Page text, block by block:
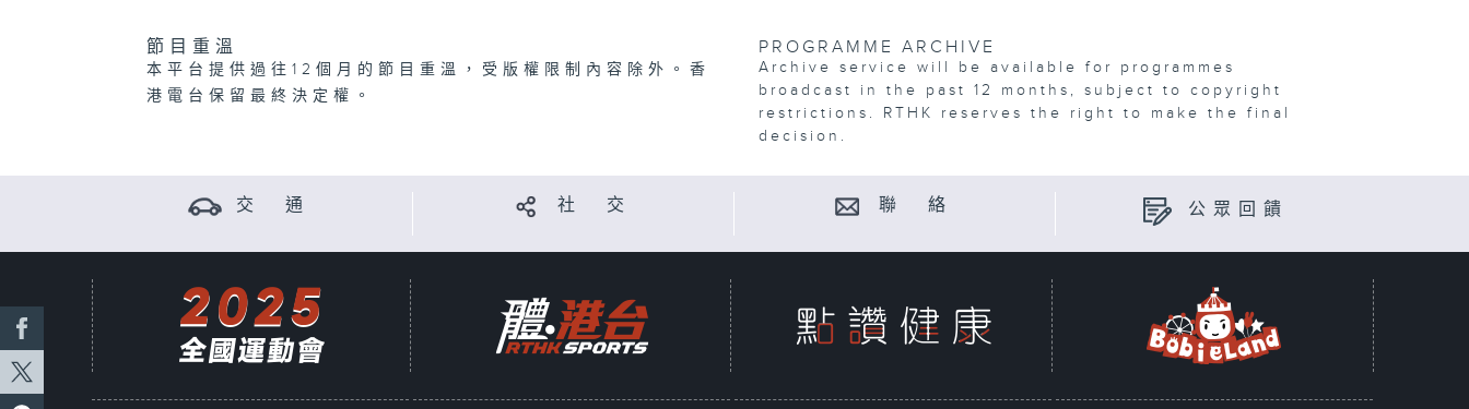
節目重溫
本平台提供過往12個月的節目重溫，受版權限制內容除外。香
港電台保留最終決定權。
PROGRAMME ARCHIVE
Archive service will be available for programmes
broadcast in the past 12 months, subject to copyright
restrictions. RTHK reserves the right to make the final
decision.
交 通 社 交 聯 絡 公眾回饋